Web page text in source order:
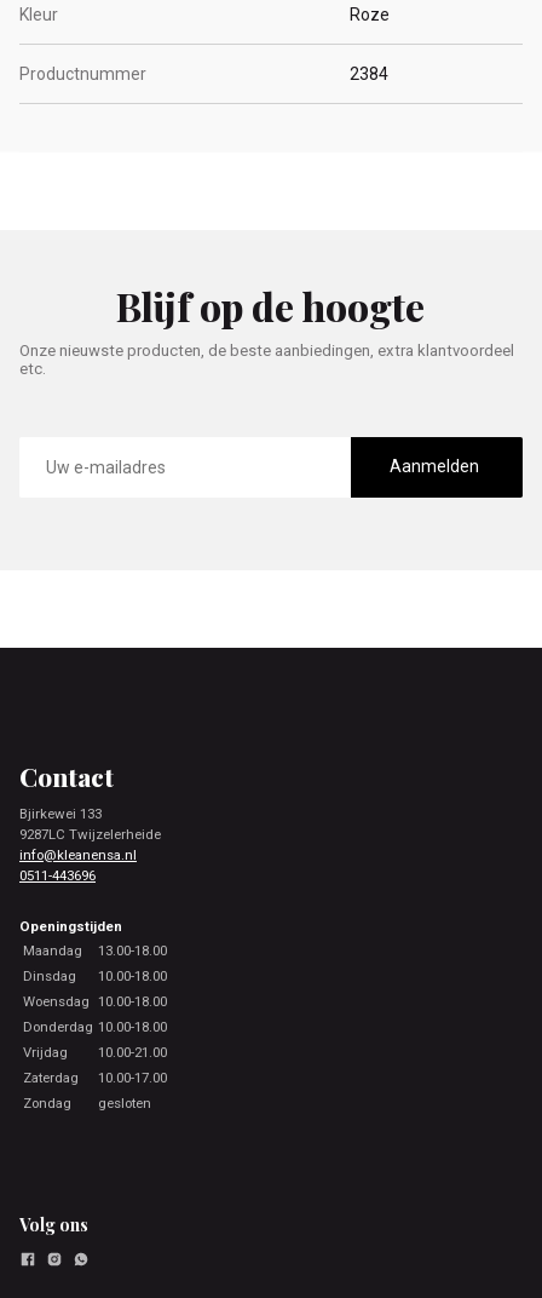
Kleur Roze
Productnummer 2384
Blijf op de hoogte
Onze nieuwste producten, de beste aanbiedingen, extra klantvoordeel
etc.
mailadres
Aanmelden
Contact
Bjirkewei 133
9287LC Twijzelerheide
info@kleanensa.nl
0511-443696
Openingstijden
Maandag
13.00-18.00
Dinsdag
10.00-18.00
Woensdag 10.00-18.00
Donderdag 10.00-18.00
Vrijdag
10.00-21.00
Zaterdag
10.00-17.00
Zondag
gesloten
Volg ons